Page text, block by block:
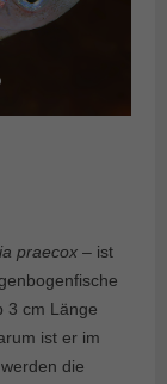
praecox – ist
3 cm Länge
ist er im
die